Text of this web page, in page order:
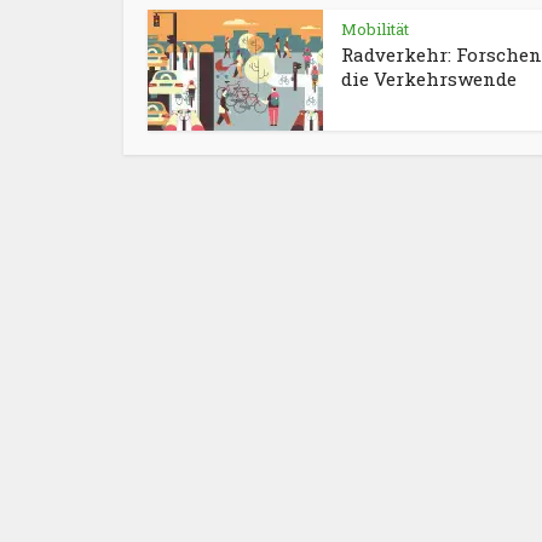
Mobilität
Radverkehr:
die Verkehrswende